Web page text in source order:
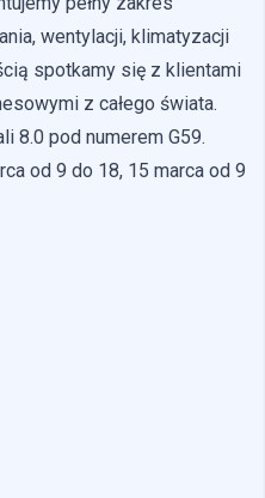
wentylacji, klimatyzacji
spotkamy się z klientami
z całego świata.
8.0 pod numerem G59.
od 9 do 18, 15 marca od 9
i interesujące dla
samym bardziej cenne dla
trzeciej.
które są w procesie
poszczególnych